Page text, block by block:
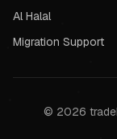
Al Halal
Migration Support
© 2026